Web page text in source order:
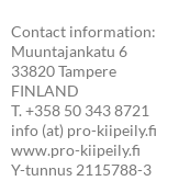
Contact information:
Muuntajankatu 6
33820 Tampere
FINLAND
T. +358 50 343 8721
info (at) pro-kiipeily.fi
www.pro-kiipeily.fi
Y-tunnus 2115788-3